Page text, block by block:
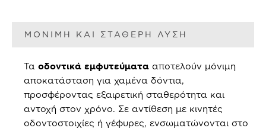
ΜΟΝΙΜΗ ΚΑΙ ΣΤΑΘΕΡΗ ΛΥΣΗ
Τα οδοντικά εμφυτεύματα αποτελούν μόνιμη
αποκατάσταση για χαμένα δόντια,
προσφέροντας εξαιρετική σταθερότητα και
αντοχή στον χρόνο. Σε αντίθεση με κινητές
οδοντοστοιχίες ή γέφυρες, ενσωματώνονται στο